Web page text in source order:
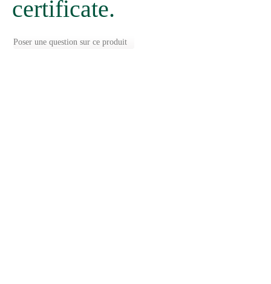
certificate.
Poser une question sur ce produit